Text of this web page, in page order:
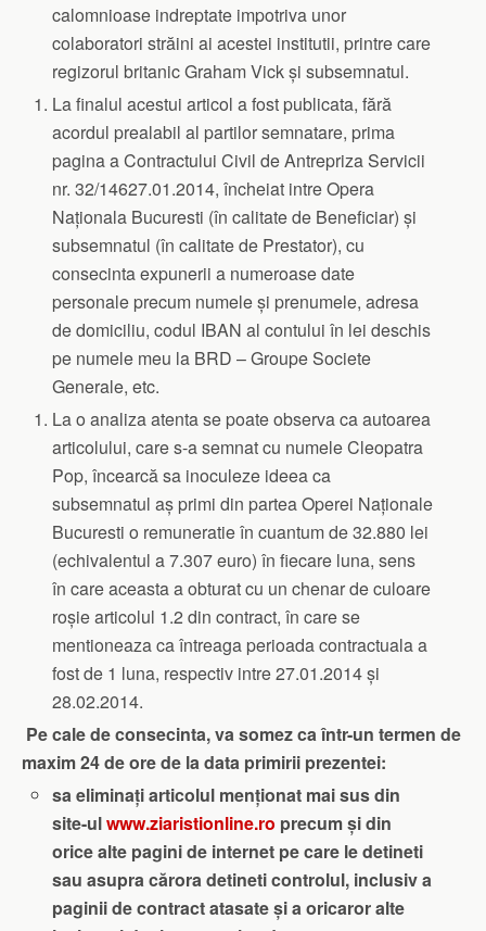
calomnioase indreptate impotriva unor
colaboratori străini ai acestei institutii, printre care
regizorul britanic Graham Vick și subsemnatul.
La finalul acestui articol a fost publicata, fără
acordul prealabil al partilor semnatare, prima
pagina a Contractului Civil de Antrepriza Servicii
nr. 32/14627.01.2014, încheiat intre Opera
Naționala Bucuresti (în calitate de Beneficiar) și
subsemnatul (în calitate de Prestator), cu
consecinta expunerii a numeroase date
personale precum numele și prenumele, adresa
de domiciliu, codul IBAN al contului în lei deschis
pe numele meu la BRD – Groupe Societe
Generale, etc.
La o analiza atenta se poate observa ca autoarea
articolului, care s-a semnat cu numele Cleopatra
Pop, încearcă sa inoculeze ideea ca
subsemnatul aș primi din partea Operei Naționale
Bucuresti o remuneratie în cuantum de 32.880 lei
(echivalentul a 7.307 euro) în fiecare luna, sens
în care aceasta a obturat cu un chenar de culoare
roșie articolul 1.2 din contract, în care se
mentioneaza ca întreaga perioada contractuala a
fost de 1 luna, respectiv intre 27.01.2014 și
28.02.2014.
Pe cale de consecinta, va somez ca într-un termen de
maxim 24 de ore de la data primirii prezentei:
sa eliminați articolul menționat mai sus din
site-ulwww.ziaristionline.ro precum și din
orice alte pagini de internet pe care le detineti
sau asupra cărora detineti controlul, inclusiv a
paginii de contract atasate și a oricaror alte